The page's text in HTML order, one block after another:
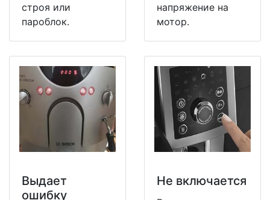
строя или
пароблок.
напряжение на
мотор.
Выдает
ошибку
Не включается